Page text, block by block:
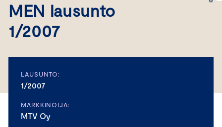
MEN lausunto
1/2007
LAUSUNTO:
1/2007
MARKKINOIJA:
MTV Oy